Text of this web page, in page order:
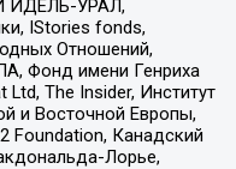
ИДЕЛЬ-УРАЛ,
IStories fonds,
Отношений,
Фонд имени Генриха
Ltd, The Insider, Институт
и Восточной Европы,
Foundation, Канадский
Лорье,